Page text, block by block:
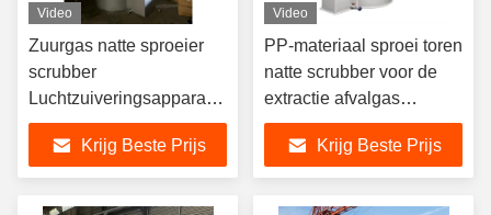
Video
Zuurgas natte sproeier
scrubber
Luchtzuiveringsapparatuur
Gebruik voor het
verwijderen van
schadelijke gassen
Chemische installatie
Krijg Beste Prijs
Video
PP-materiaal sproei toren
natte scrubber voor de
extractie afvalgas
absorptie toren
Krijg Beste Prijs